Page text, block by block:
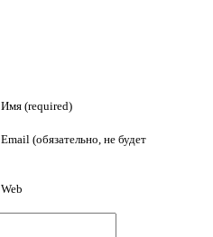
Имя (required)
Email (обязательно, не будет
Web